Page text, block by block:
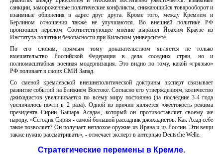
санкции, замороженные политические конфликты, снижающийся товарооборот и
взаимные обвинения в адрес друг друга. Кроме того, между Кремлем и
Берлином отношения также не улучшаются. Во внешней политике РФ
произошел перелом. Соответствующее мнение выразил Йоахим Краузе из
Института политики безопасности при Кильском университете.
По его словам, прямым тому доказательством является не только
вмешательство Российской Федерации в дела соседних стран, но и
полномасштабная военная модернизация. Это видно по тому, какой «грязью»
РФ поливает в своих СМИ Запад.
Со сменой кремлевской внешнеполитической доктрины эксперт связывает
развитие событий на Ближнем Востоке. Согласно его утверждениям, количество
джихадистов увеличивается по всему миру постоянно (за последние 3-4 года
увеличилось почти в 2 раза). Одной из причин является «жестокость режима
президента Сирии Башара Асада», который он противоставляет своему же
народу. «Сегодня Сирия - самой большой рассадник джихадистов. Как Асад себе
такое позволяет? Он получает неплохое оружие из Ирана и из России. Эти вещи
также нужно рассматривать», - отмечает эксперт в интервью Deutsche Welle.
Стратегические перемены в Кремле.